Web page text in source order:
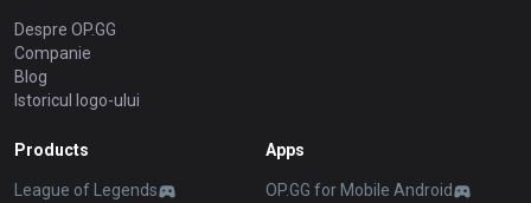
Despre OP.GG
Companie
Blog
Istoricul logo-ului
Products
League of Legends
Apps
OP.GG for Mobile Android